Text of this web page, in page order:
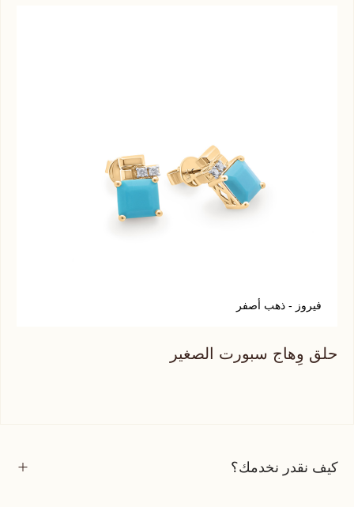
فيروز - ذهب أصفر
حلق وِهاج سبورت الصغير
كيف نقدر نخدمك؟